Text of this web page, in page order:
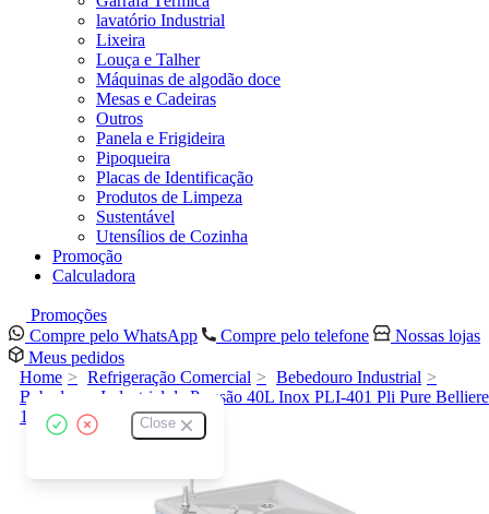
lavatório Industrial
Lixeira
Louça e Talher
Máquinas de algodão doce
Mesas e Cadeiras
Outros
Panela e Frigideira
Pipoqueira
Placas de Identificação
Produtos de Limpeza
Sustentável
Utensílios de Cozinha
Promoção
Calculadora
Promoções
Compre pelo WhatsApp
Compre pelo telefone
Nossas lojas
Meus pedidos
Close
Home Refrigeração Comercial
Bebedouro Industrial
Bebedouro Industrial de Pressão 40L Inox PLI-401 Pli Pure Belliere
127V